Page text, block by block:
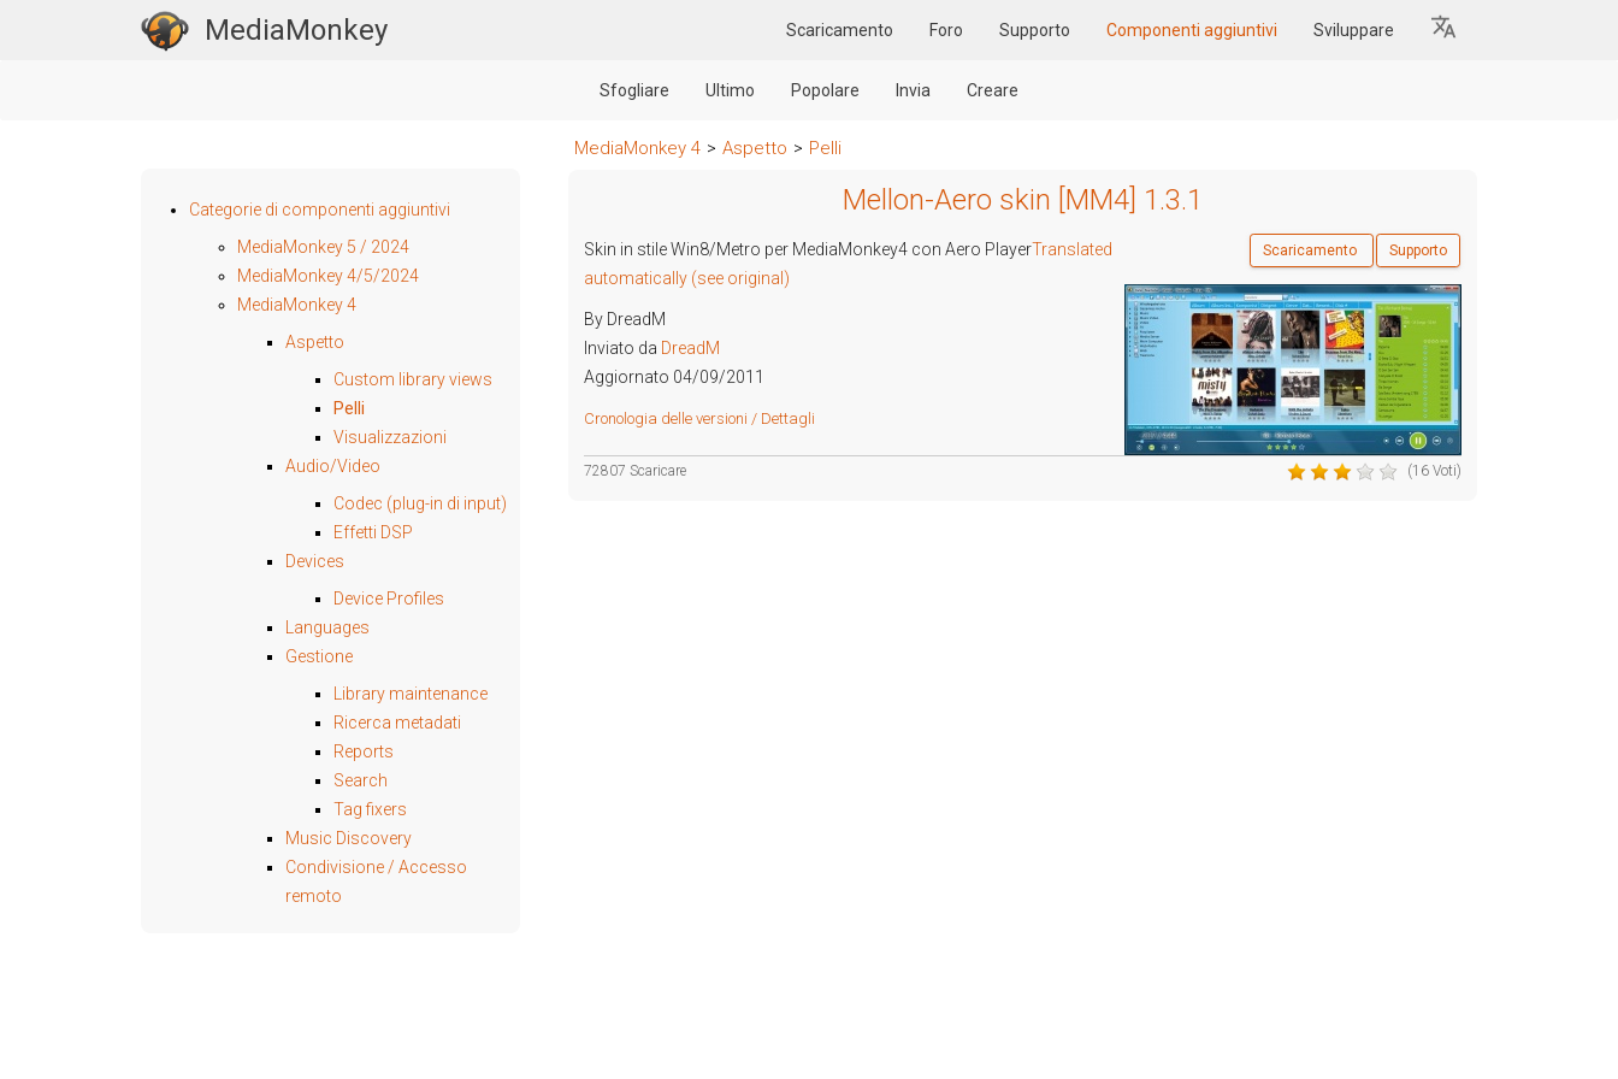
MediaMonkey Scaricamento Foro Supporto Componenti aggiuntivi Sviluppare
Sfogliare Ultimo Popolare Invia Creare
MediaMonkey 4 > Aspetto > Pelli
Mellon-Aero skin [MM4] 1.3.1
Scaricamento Supporto
Skin in stile Win8/Metro per MediaMonkey4 con Aero PlayerTranslated
automatically (see original)
By DreadM
Inviato da DreadM
Aggiornato 04/09/2011
Cronologia delle versioni / Dettagli
(16 Voti)
72807 Scaricare
Categorie di componenti aggiuntivi
MediaMonkey 5 / 2024
MediaMonkey 4/5/2024
MediaMonkey 4
Aspetto
Custom library views
Pelli
Visualizzazioni
Audio/Video
Codec (plug-in di input)
Effetti DSP
Devices
Device Profiles
Languages
Gestione
Library maintenance
Ricerca metadati
Reports
Search
Tag fixers
Music Discovery
Condivisione / Accesso
remoto